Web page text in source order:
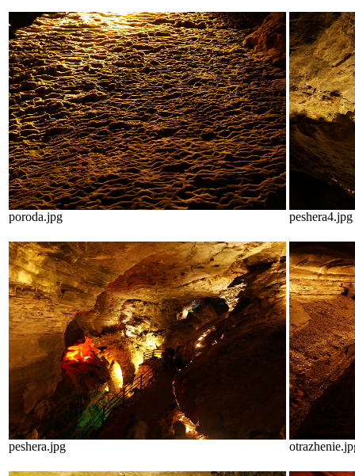
poroda.jpg peshera4.jpg
peshera.jpg